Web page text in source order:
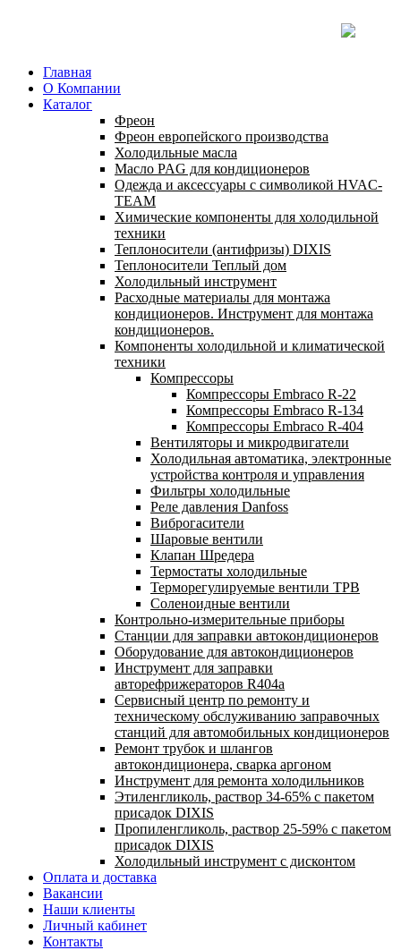
Главная
О Компании
Каталог
Фреон
Фреон европейского производства
Холодильные масла
Масло PAG для кондиционеров
Одежда и аксессуары с символикой HVAC-
TEAM
Химические компоненты для холодильной
техники
Теплоносители (антифризы) DIXIS
Теплоносители Теплый дом
Холодильный инструмент
Расходные материалы для монтажа
кондиционеров. Инструмент для монтажа
кондиционеров.
Компоненты холодильной и климатической
техники
Компрессоры
Компрессоры Embraco R-22
Компрессоры Embraco R-134
Компрессоры Embraco R-404
Вентиляторы и микродвигатели
Холодильная автоматика, электронные
устройства контроля и управления
Фильтры холодильные
Реле давления Danfoss
Виброгасители
Шаровые вентили
Клапан Шредера
Термостаты холодильные
Терморегулируемые вентили ТРВ
Соленоидные вентили
Контрольно-измерительные приборы
Станции для заправки автокондиционеров
Оборудование для автокондиционеров
Инструмент для заправки
авторефрижераторов R404a
Сервисный центр по ремонту и
техническому обслуживанию заправочных
станций для автомобильных кондиционеров
Ремонт трубок и шлангов
автокондиционера, сварка аргоном
Инструмент для ремонта холодильников
Этиленгликоль, раствор 34-65% с пакетом
присадок DIXIS
Пропиленгликоль, раствор 25-59% с пакетом
присадок DIXIS
Холодильный инструмент с дисконтом
Оплата и доставка
Вакансии
Наши клиенты
Личный кабинет
Контакты